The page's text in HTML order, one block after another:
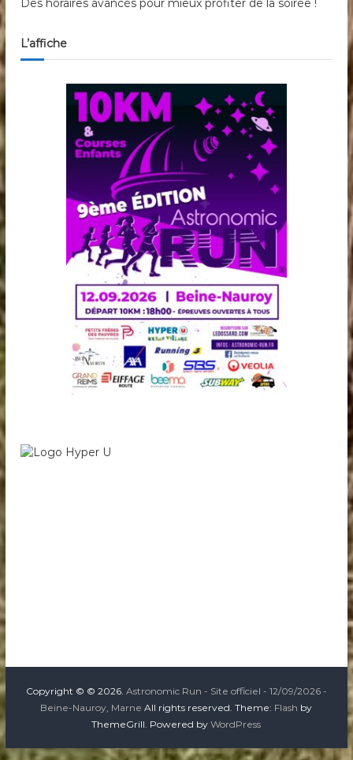
Des horaires avancés pour mieux profiter de la soirée !
L’affiche
Copyright © © 2026. Astronomic Run - Site officiel - 12/09/2026 -
Beine-Nauroy, Marne All rights reserved. Theme: Flash by
ThemeGrill. Powered byWordPress